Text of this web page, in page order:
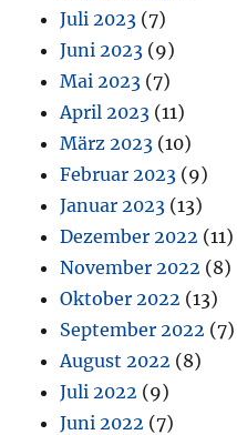
Juli 2023 (7)
Juni 2023 (9)
Mai 2023 (7)
April 2023 (11)
März 2023 (10)
Februar 2023 (9)
Januar 2023 (13)
Dezember 2022 (11)
November 2022 (8)
Oktober 2022 (13)
September 2022 (7)
August 2022 (8)
Juli 2022 (9)
Juni 2022 (7)